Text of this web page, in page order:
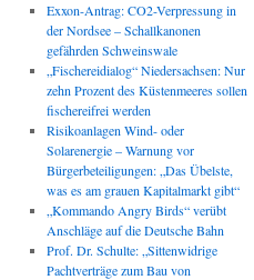
Exxon-Antrag: CO2-Verpressung in
der Nordsee – Schallkanonen
gefährden Schweinswale
„Fischereidialog“ Niedersachsen: Nur
zehn Prozent des Küstenmeeres sollen
fischereifrei werden
Risikoanlagen Wind- oder
Solarenergie – Warnung vor
Bürgerbeteiligungen: „Das Übelste,
was es am grauen Kapitalmarkt gibt“
„Kommando Angry Birds“ verübt
Anschläge auf die Deutsche Bahn
Prof. Dr. Schulte: „Sittenwidrige
Pachtverträge zum Bau von